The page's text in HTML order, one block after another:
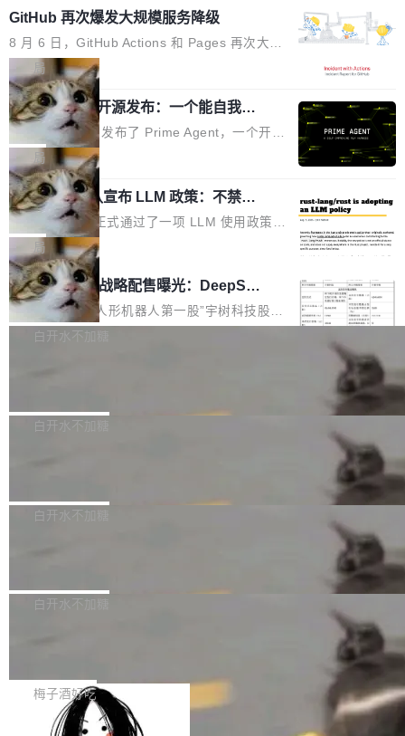
他引用的帖子来自 Mathew Shen，一位 ICLR 2
026 的读者：「看了篇 ...
理由很具体。FA 系列不需要解释，但 FA2 是他
认为最重要的一个——复杂度恰到好处，刚好能
驱动你去学 CuTe，但还没被那些"邪恶的" Hopp
er++ 优化所淹没，足够容易修改和适配。 更关
键的是 FA2 的持久性...
鸿蒙通过统一技术底座和分布式能力，为不同类
型智能设备的开发、连接与互联提供关键支撑，
也为产业链企业探索产品创新与商业增长打开新
的空间。 8月14日，开源鸿蒙智能硬件开发者日
（OHDD：OpenHarmony Hardware Develope
r Day）将在杭州启航。活动面向智能硬件产业
链企业和开发者，邀请行业专家与资深技术顾
问，围绕开源鸿蒙技术能力、设备适配、芯片适
配、功耗与稳定性调优、兼容性测评及统一互联
等内容展开系统讲解和实战交流，帮助企业进一
步了解开源鸿蒙在智能...
GitHub 再次爆发大规模服务降级
8 月 6 日，GitHub Actions 和 Pages 再次大规
模服务降级，Actions 完全不可用超过 5 小时，
webhook 停发，连自托管 runner 也因调度层故
障无法工作。Pages、Copilot code review、C
opilot coding agent 全部受影响。从检测到完全
恢复，大约 12 小时。 这是 2026 年 8 月的第六
起事故，其中四起与 AI/Copilot 服务相关。 Git
Hub 员工 kdaigle 在 HN 讨论中贴出了一组数
据：2025 年全年 10 亿次 commit。现在，每周
2.75 亿次，全年预计 140 亿次。GitHub...
局
Prime Agent 开源发布：一个能自我改
进的编程 Agent，ARC-AGI 3 超越人类
专家基线
Prime Intellect 发布了 Prime Agent，一个开源
的编程 Agent Harness，核心设计围绕两个抽
象：Recursive Language Model（RLM）和 C
ontinual Harness。在 ARC-AGI 3 基准测试
上，Prime Agent + Opus 5 的组合达到了 95.
5% RHAE Best@1，超过了 ARC 报告的人类专
家基线 95.4%。 不是又一个 coding agent 包装
器 Prime Agent 的架构和市面上大多数 coding
agent 有本质区别。大多数 agent harness 的设
计是基于早期模型的能力—...
局
Rust 项目团队宣布 LLM 政策：不禁
止，但你要承认哪些代码不是你写的
Rust 语言项目正式通过了一项 LLM 使用政策，
覆盖 rust-lang/rust 单一仓库的代码贡献。这不
是项目级别的官方立场，目前由五个团队采纳，
但它可能是主流开源项目中关于 AI 辅助贡献最
细致的一份规则。 政策的核心只有一句话：LLM
可以用来分析、提炼、审阅、建议，但不能用来
不得生成涉及安全性的关键变更，除非作者本身
局
宇树科技 IPO 战略配售曝光：DeepSe
ek 获配 93.3 万股，锁定 36 个月
8月6日晚间，“人形机器人第一股”宇树科技股份
有限公司披露IPO发行价格及战略配售结果，杭
36个月。 公告显示，本次宇树科技战略配售对
员工参与设立的专项资产管理计划。其中，Dee
获配9...
白开水不加糖
Bug fixes and enhancements 修复多次传递同
一个回归问题，该问题导致拉取镜像时会拒绝包
题，该问题可能导致在旧版 Linux 内核...
白开水不加糖
e 孵化器项目管理委员会（IPMC）投票中获得
P）！这一里程碑不仅标志着 Fluss 迈入新的发
白开水不加糖
长期停止内容更新，未能实现其作为“AI版维基百
提交的编辑请求也长期处于待处理状态。 Groki
pedia 于去年底上线，定位为由人工智能生成内
容的百科平台，被马斯克视为传统众包百科网站
白开水不加糖
是这样的：配 MessageSource 的 Bean、写 R
eloadableResourceBundleMessageSource、
梅子酒好吃